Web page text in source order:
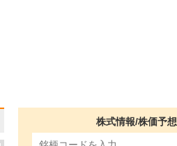
株式情報/株価予想